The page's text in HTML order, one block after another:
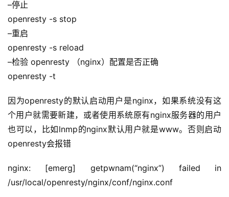
–停止
openresty -s stop
–重启
openresty -s reload
–检验 openresty （nginx）配置是否正确
openresty -t
因为openresty的默认启动用户是nginx，如果系统没有这
个用户就需要新建，或者使用系统原有nginx服务器的用户
也可以，比如lnmp的nginx默认用户就是www。否则启动
openresty会报错
nginx: [emerg] getpwnam(“nginx”) failed in
/usr/local/openresty/nginx/conf/nginx.conf